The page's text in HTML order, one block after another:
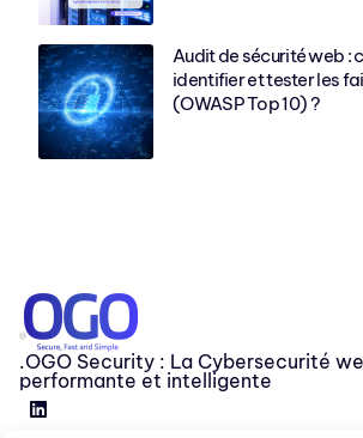
Audit de sécurité web :
identifier et tester les
(OWASP Top 10) ?
.OGO Security : La Cybersecurité
performante et intelligente